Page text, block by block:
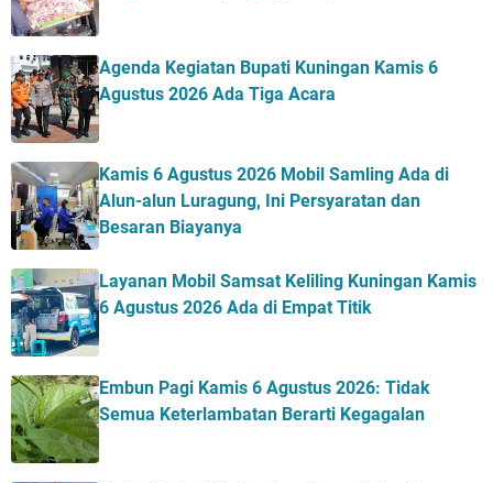
Agenda Kegiatan Bupati Kuningan Kamis 6
Agustus 2026 Ada Tiga Acara
Kamis 6 Agustus 2026 Mobil Samling Ada di
Alun-alun Luragung, Ini Persyaratan dan
Besaran Biayanya
Layanan Mobil Samsat Keliling Kuningan Kamis
6 Agustus 2026 Ada di Empat Titik
Embun Pagi Kamis 6 Agustus 2026: Tidak
Semua Keterlambatan Berarti Kegagalan